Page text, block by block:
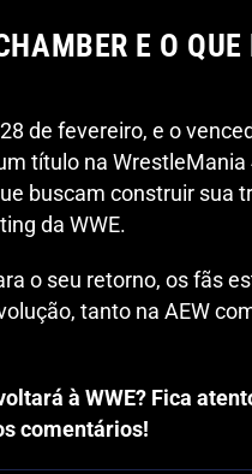
E O QUE
de fevereiro, e o
título na WrestleMania
buscam construir sua
da WWE.
o seu retorno, os fãs
tanto na AEW
à WWE? Fica
comentários!